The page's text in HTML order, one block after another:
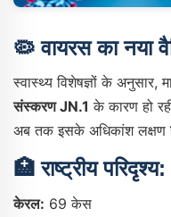
🦠वायरस का नया
स्वास्थ्य विशेषज्ञों के अनुसार,
संस्करण JN.1 के कारण हो
अब तक इसके अधिकांश लक्षण
🏥राष्ट्रीय परिदृश्य:
केरल: 69 केस